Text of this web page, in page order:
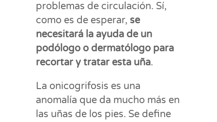
problemas de circulación. Sí,
como es de esperar, se
necesitará la ayuda de un
podólogo o dermatólogo para
recortar y tratar esta uña.
La onicogrifosis es una
anomalía que da mucho más en
las uñas de los pies. Se define